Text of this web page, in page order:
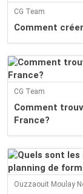
CG Team
Comment
CG Team
Comment
France?
Ouzzaouit Moulay